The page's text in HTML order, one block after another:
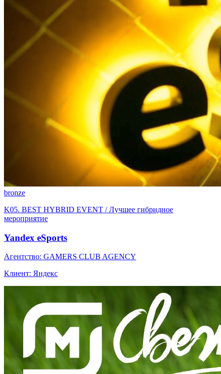
bronze
K05. BEST HYBRID EVENT / Лучшее гибридное
мероприятие
Yandex eSports
Агентство: GAMERS CLUB AGENCY
Клиент: Яндекс